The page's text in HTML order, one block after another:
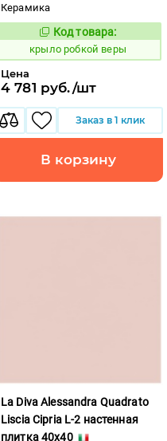
Керамика
837883
Код товара:
крыло робкой веры
Цена
4 781 руб./шт
Заказ в 1 клик
В корзину
La Diva Alessandra Quadrato
Liscia Cipria L-2 настенная
плитка 40x40